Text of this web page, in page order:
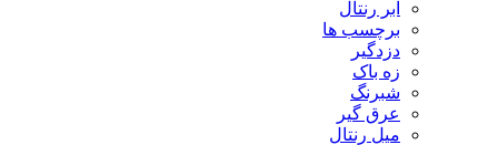
ابر رنتال
برچسب ها
دزدگیر
زه باک
شبرنگ
عرق گیر
میل رنتال